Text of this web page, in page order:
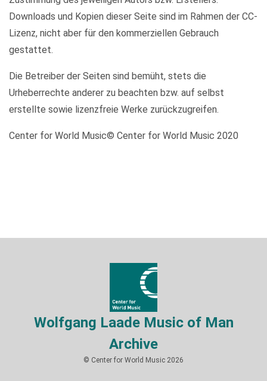
Downloads und Kopien dieser Seite sind im Rahmen der CC-
Lizenz, nicht aber für den kommerziellen Gebrauch
gestattet.
Die Betreiber der Seiten sind bemüht, stets die
Urheberrechte anderer zu beachten bzw. auf selbst
erstellte sowie lizenzfreie Werke zurückzugreifen.
Center for World Music© Center for World Music 2020
Wolfgang Laade Music of Man
Archive
© Center for World Music 2026